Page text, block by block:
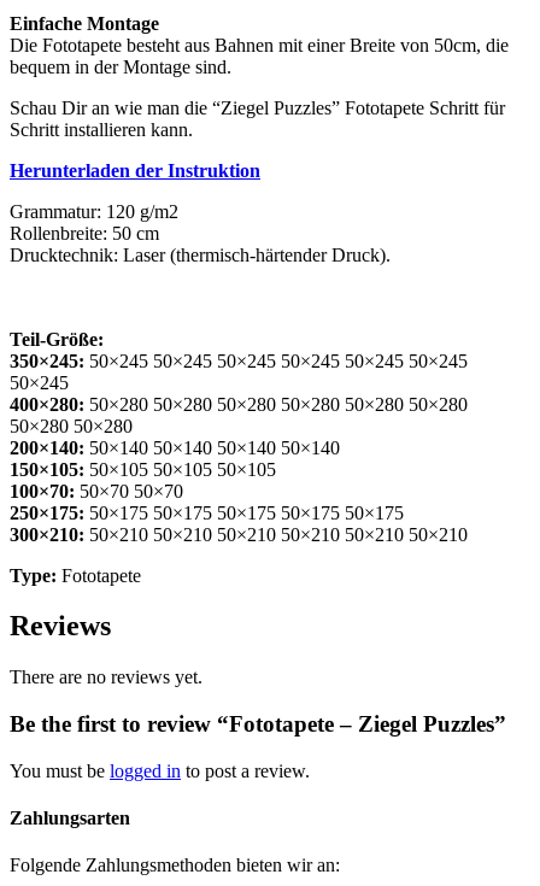
Einfache Montage
Die Fototapete besteht aus Bahnen mit einer Breite von 50cm, die
bequem in der Montage sind.
Schau Dir an wie man die “Ziegel Puzzles” Fototapete Schritt für
Schritt installieren kann.
Herunterladen der Instruktion
Grammatur: 120 g/m2
Rollenbreite: 50 cm
Drucktechnik: Laser (thermisch-härtender Druck).
Teil-Größe:
350×245: 50×245 50×245 50×245 50×245 50×245 50×245
50×245
400×280: 50×280 50×280 50×280 50×280 50×280 50×280
50×280 50×280
200×140: 50×140 50×140 50×140 50×140
150×105: 50×105 50×105 50×105
100×70: 50×70 50×70
250×175: 50×175 50×175 50×175 50×175 50×175
300×210: 50×210 50×210 50×210 50×210 50×210 50×210
Type: Fototapete
Reviews
There are no reviews yet.
Be the first to review “Fototapete – Ziegel Puzzles”
You must be logged in to post a review.
Zahlungsarten
Folgende Zahlungsmethoden bieten wir an: